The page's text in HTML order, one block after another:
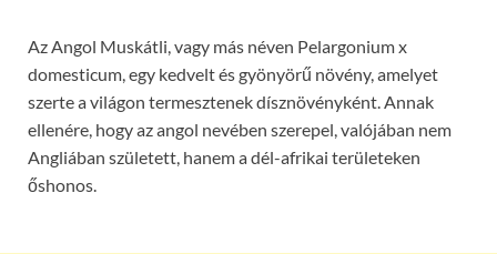
Az Angol Muskátli, vagy más néven Pelargonium x
domesticum, egy kedvelt és gyönyörű növény, amelyet
szerte a világon termesztenek dísznövényként. Annak
ellenére, hogy az angol nevében szerepel, valójában nem
Angliában született, hanem a dél-afrikai területeken
őshonos.